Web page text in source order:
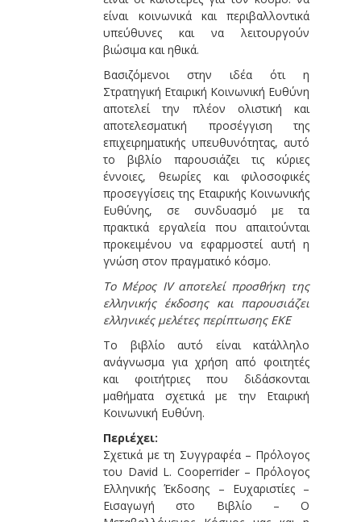
είναι κοινωνικά και περιβαλλοντικά
υπεύθυνες και να λειτουργούν
βιώσιμα και ηθικά.
Βασιζόμενοι στην ιδέα ότι η
Στρατηγική Εταιρική Κοινωνική Ευθύνη
αποτελεί την πλέον ολιστική και
αποτελεσματική προσέγγιση της
επιχειρηματικής υπευθυνότητας, αυτό
το βιβλίο παρουσιάζει τις κύριες
έννοιες, θεωρίες και φιλοσοφικές
προσεγγίσεις της Εταιρικής Κοινωνικής
Ευθύνης, σε συνδυασμό με τα
πρακτικά εργαλεία που απαιτούνται
προκειμένου να εφαρμοστεί αυτή η
γνώση στον πραγματικό κόσμο.
Το Μέρος IV αποτελεί προσθήκη της
ελληνικής έκδοσης και παρουσιάζει
ελληνικές μελέτες περίπτωσης ΕΚΕ
Το βιβλίο αυτό είναι κατάλληλο
ανάγνωσμα για χρήση από φοιτητές
και φοιτήτριες που διδάσκονται
μαθήματα σχετικά με την Εταιρική
Κοινωνική Ευθύνη.
Περιέχει:
Σχετικά με τη Συγγραφέα – Πρόλογος
του David L. Cooperrider – Πρόλογος
Ελληνικής Έκδοσης – Ευχαριστίες –
Εισαγωγή στο Βιβλίο – Ο